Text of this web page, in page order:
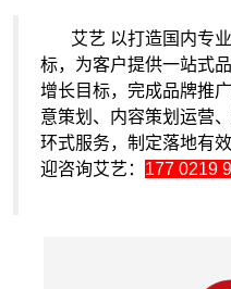
艾艺 以打造国内专
标，为客户提供一站式
增长目标，完成品牌推
意策划、内容策划运营
环式服务，制定落地有
迎咨询艾艺： 177 0219